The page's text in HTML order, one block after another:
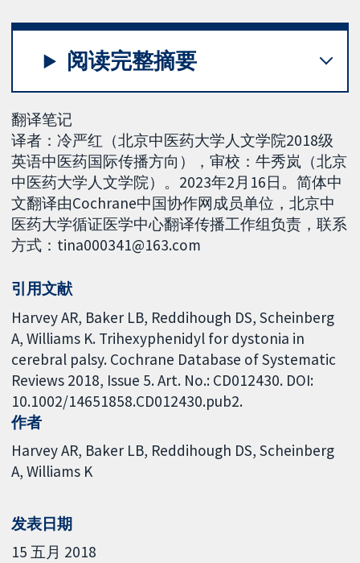
阅读完整摘要
翻译笔记
译者：冷严红（北京中医药大学人文学院2018级
英语中医药国际传播方向），审校：牛秀岚（北京
中医药大学人文学院）。2023年2月16日。简体中
文翻译由Cochrane中国协作网成员单位，北京中
医药大学循证医学中心翻译传播工作组负责，联系
方式：tina000341@163.com
引用文献
Harvey AR, Baker LB, Reddihough DS, Scheinberg
A, Williams K. Trihexyphenidyl for dystonia in
cerebral palsy. Cochrane Database of Systematic
Reviews 2018, Issue 5. Art. No.: CD012430. DOI:
10.1002/14651858.CD012430.pub2.
作者
Harvey AR Baker LB Reddihough DS Scheinberg
A Williams K
发表日期
15 五月 2018